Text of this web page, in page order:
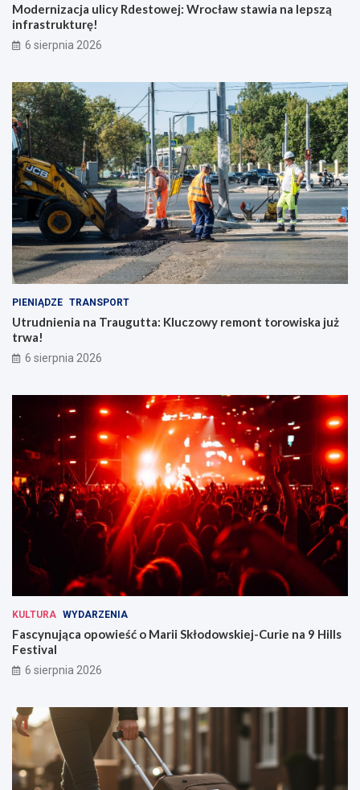
Modernizacja ulicy Rdestowej: Wrocław stawia na lepszą
infrastrukturę!
6 sierpnia 2026
PIENIĄDZE TRANSPORT
Utrudnienia na Traugutta: Kluczowy remont torowiska już
trwa!
6 sierpnia 2026
KULTURA WYDARZENIA
Fascynująca opowieść o Marii Skłodowskiej-Curie na 9 Hills
Festival
6 sierpnia 2026